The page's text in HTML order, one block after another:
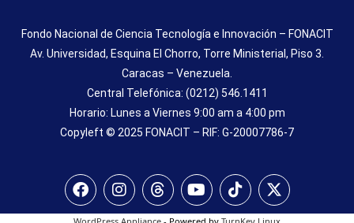
Fondo Nacional de Ciencia Tecnología e Innovación – FONACIT
Av. Universidad, Esquina El Chorro, Torre Ministerial, Piso 3.
Caracas – Venezuela.
Central Telefónica: (0212) 546.1411
Horario: Lunes a Viernes 9:00 am a 4:00 pm
Copyleft © 2025 FONACIT – RIF: G-20007786-7